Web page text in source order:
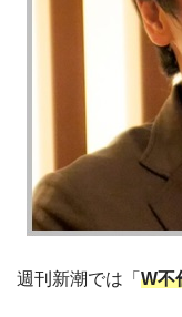
週刊新潮では「 W不